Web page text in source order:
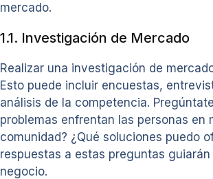
mercado.
1.1. Investigación de Mercado
Realizar una investigación de
Esto puede incluir encuestas,
análisis de la competencia.
problemas enfrentan las personas en
comunidad? ¿Qué soluciones puedo
respuestas a estas preguntas
negocio.